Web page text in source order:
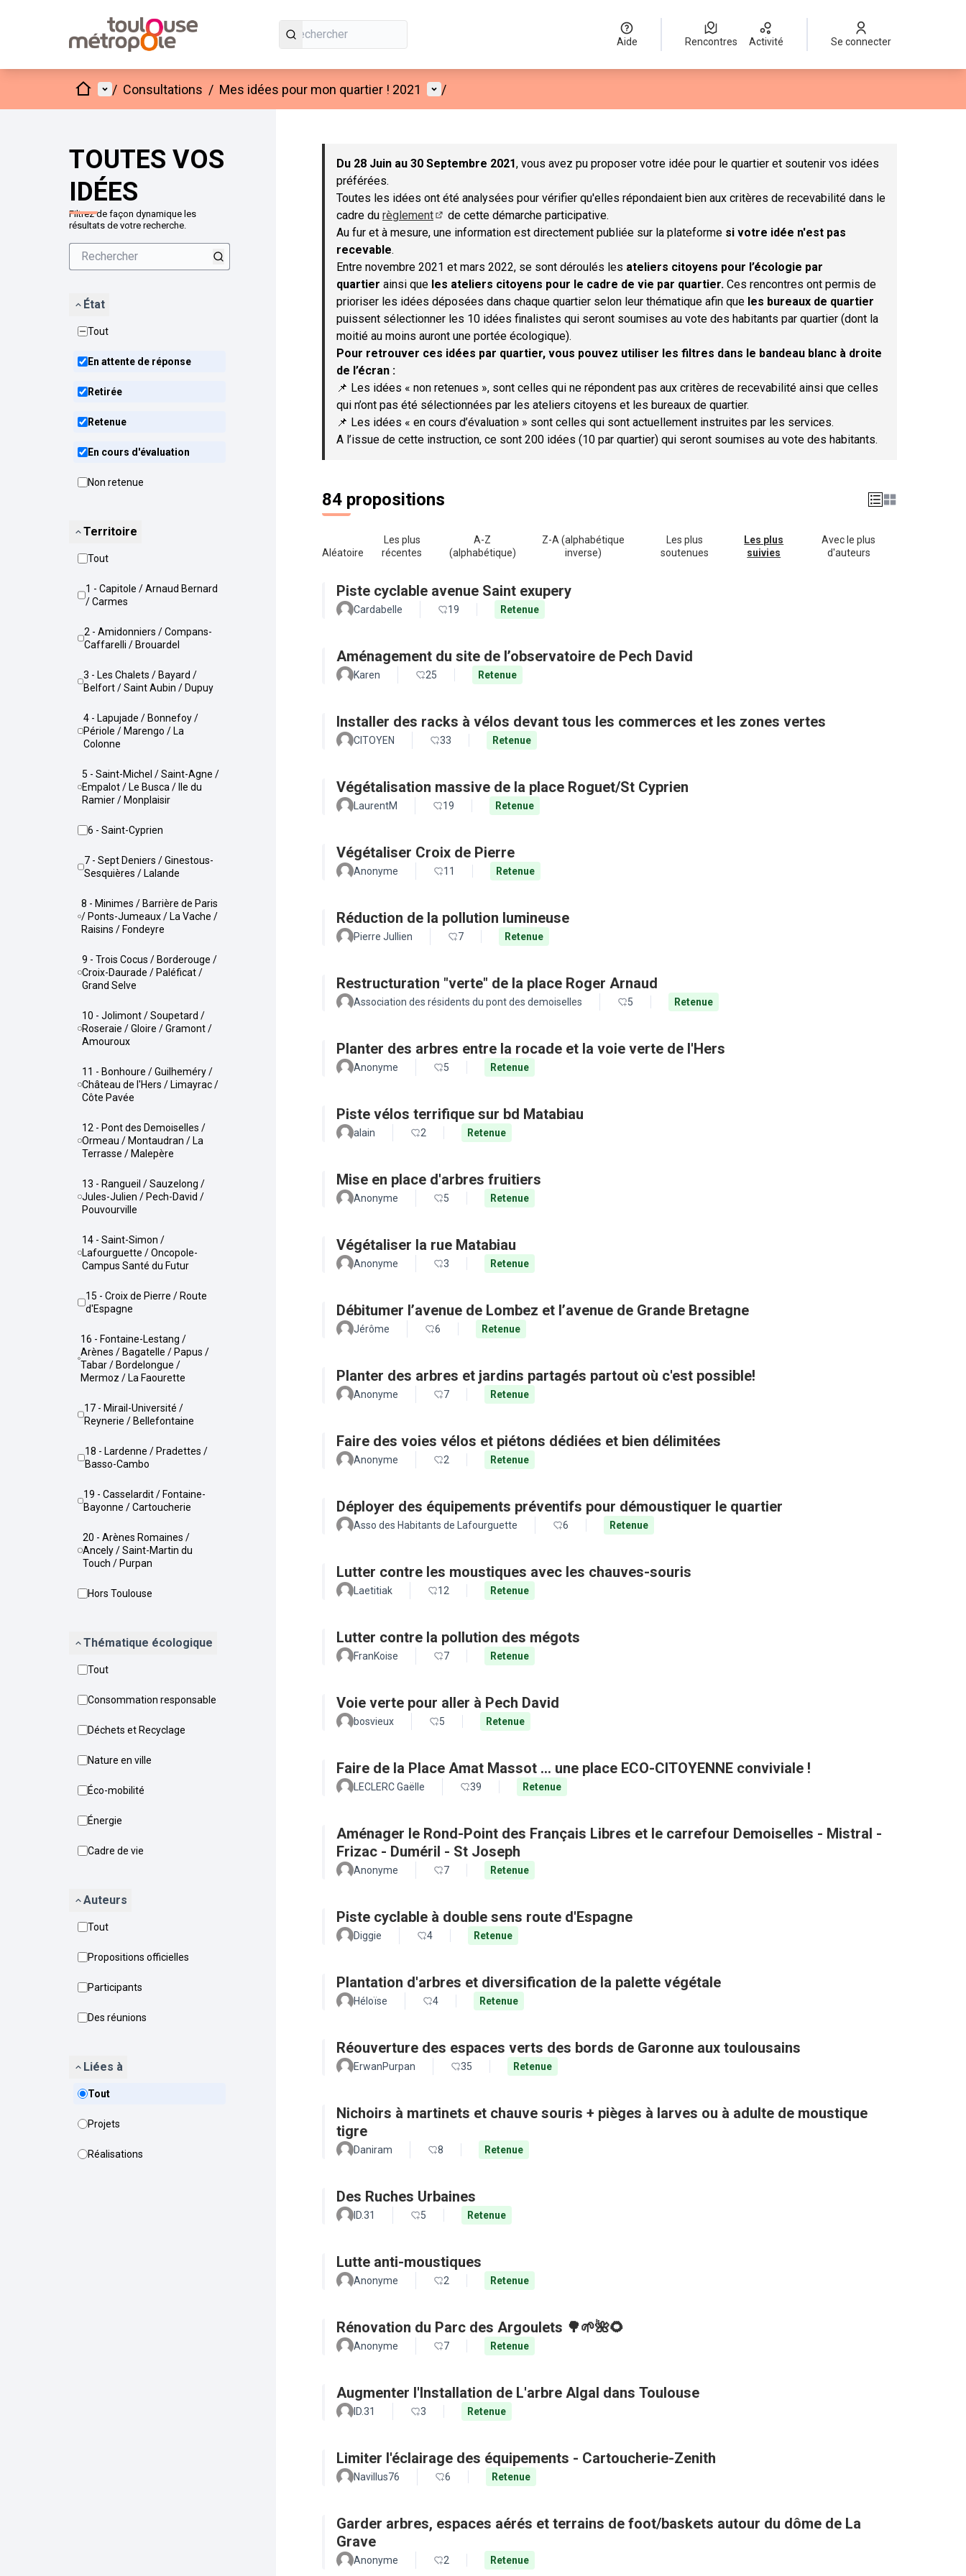
Aide Rencontres Activité Se connecter
AccueilMenu principal
/ Consultations / Mes idées pour mon quartier ! 2021 Menu utilisateur
/
TOUTES VOS
IDÉES
Filtrez de façon dynamique les
résultats de votre recherche.
État
Tout
En attente de réponse
Retirée
Retenue
En cours d'évaluation
Non retenue
Territoire
Tout
1 - Capitole / Arnaud Bernard
/ Carmes
2 - Amidonniers / Compans-
Caffarelli / Brouardel
3 - Les Chalets / Bayard /
Belfort / Saint Aubin / Dupuy
4 - Lapujade / Bonnefoy /
Périole / Marengo / La
Colonne
5 - Saint-Michel / Saint-Agne /
Empalot / Le Busca / Ile du
Ramier / Monplaisir
6 - Saint-Cyprien
7 - Sept Deniers / Ginestous-
Sesquières / Lalande
8 - Minimes / Barrière de Paris
/ Ponts-Jumeaux / La Vache /
Raisins / Fondeyre
9 - Trois Cocus / Borderouge /
Croix-Daurade / Paléficat /
Grand Selve
10 - Jolimont / Soupetard /
Roseraie / Gloire / Gramont /
Amouroux
11 - Bonhoure / Guilheméry /
Château de l'Hers / Limayrac /
Côte Pavée
12 - Pont des Demoiselles /
Ormeau / Montaudran / La
Terrasse / Malepère
13 - Rangueil / Sauzelong /
Jules-Julien / Pech-David /
Pouvourville
14 - Saint-Simon /
Lafourguette / Oncopole-
Campus Santé du Futur
15 - Croix de Pierre / Route
d'Espagne
16 - Fontaine-Lestang /
Arènes / Bagatelle / Papus /
Tabar / Bordelongue /
Mermoz / La Faourette
17 - Mirail-Université /
Reynerie / Bellefontaine
18 - Lardenne / Pradettes /
Basso-Cambo
19 - Casselardit / Fontaine-
Bayonne / Cartoucherie
20 - Arènes Romaines /
Ancely / Saint-Martin du
Touch / Purpan
Hors Toulouse
Thématique écologique
Tout
Consommation responsable
Déchets et Recyclage
Nature en ville
Éco-mobilité
Énergie
Cadre de vie
Auteurs
Tout
Propositions officielles
Participants
Des réunions
Liées à
Tout
Projets
Réalisations
Passer la carte
Du 28 Juin au 30 Septembre 2021, vous avez pu proposer votre idée pour le quartier et soutenir vos idées
préférées.
Toutes les idées ont été analysées pour vérifier qu'elles répondaient bien aux critères de recevabilité dans le
cadre du règlement
(S'ouvre dans un nouvel onglet)
de cette démarche participative.
Au fur et à mesure, une information est directement publiée sur la plateforme si votre idée n'est pas
recevable.
Entre novembre 2021 et mars 2022, se sont déroulés les ateliers citoyens pour l’écologie par
quartier ainsi que les ateliers citoyens pour le cadre de vie par quartier. Ces rencontres ont permis de
prioriser les idées déposées dans chaque quartier selon leur thématique afin que les bureaux de quartier
puissent sélectionner les 10 idées finalistes qui seront soumises au vote des habitants par quartier (dont la
moitié au moins auront une portée écologique).
Pour retrouver ces idées par quartier, vous pouvez utiliser les filtres dans le bandeau blanc à droite
de l’écran :
📌 Les idées « non retenues », sont celles qui ne répondent pas aux critères de recevabilité ainsi que celles
qui n’ont pas été sélectionnées par les ateliers citoyens et les bureaux de quartier.
📌 Les idées « en cours d’évaluation » sont celles qui sont actuellement instruites par les services.
A l’issue de cette instruction, ce sont 200 idées (10 par quartier) qui seront soumises au vote des habitants.
84 propositions
Aléatoire
Les plus
récentes
A-Z
(alphabétique)
Z-A (alphabétique
inverse)
Les plus
soutenues
Les plus
suivies
Avec le plus
d'auteurs
Piste cyclable avenue Saint exupery
Cardabelle 19 Retenue
Aménagement du site de l’observatoire de Pech David
Karen 25 Retenue
Installer des racks à vélos devant tous les commerces et les zones vertes
CITOYEN 33 Retenue
Végétalisation massive de la place Roguet/St Cyprien
LaurentM 19 Retenue
Végétaliser Croix de Pierre
Anonyme 11 Retenue
Réduction de la pollution lumineuse
Pierre Jullien 7 Retenue
Restructuration "verte" de la place Roger Arnaud
Association des résidents du pont des demoiselles 5 Retenue
Planter des arbres entre la rocade et la voie verte de l'Hers
Anonyme 5 Retenue
Piste vélos terrifique sur bd Matabiau
alain 2 Retenue
Mise en place d'arbres fruitiers
Anonyme 5 Retenue
Végétaliser la rue Matabiau
Anonyme 3 Retenue
Débitumer l’avenue de Lombez et l’avenue de Grande Bretagne
Jérôme 6 Retenue
Planter des arbres et jardins partagés partout où c'est possible!
Anonyme 7 Retenue
Faire des voies vélos et piétons dédiées et bien délimitées
Anonyme 2 Retenue
Déployer des équipements préventifs pour démoustiquer le quartier
Asso des Habitants de Lafourguette 6 Retenue
Lutter contre les moustiques avec les chauves-souris
Laetitiak 12 Retenue
Lutter contre la pollution des mégots
FranKoise 7 Retenue
Voie verte pour aller à Pech David
bosvieux 5 Retenue
Faire de la Place Amat Massot ... une place ECO-CITOYENNE conviviale !
LECLERC Gaëlle 39 Retenue
Aménager le Rond-Point des Français Libres et le carrefour Demoiselles - Mistral -
Frizac - Duméril - St Joseph
Anonyme 7 Retenue
Piste cyclable à double sens route d'Espagne
Diggie 4 Retenue
Plantation d'arbres et diversification de la palette végétale
Héloïse 4 Retenue
Réouverture des espaces verts des bords de Garonne aux toulousains
ErwanPurpan 35 Retenue
Nichoirs à martinets et chauve souris + pièges à larves ou à adulte de moustique
tigre
Daniram 8 Retenue
Des Ruches Urbaines
ID.31 5 Retenue
Lutte anti-moustiques
Anonyme 2 Retenue
Rénovation du Parc des Argoulets 🌳🌱🌺🌻
Anonyme 7 Retenue
Augmenter l'Installation de L'arbre Algal dans Toulouse
ID.31 3 Retenue
Limiter l'éclairage des équipements - Cartoucherie-Zenith
Navillus76 6 Retenue
Garder arbres, espaces aérés et terrains de foot/baskets autour du dôme de La
Grave
Anonyme 2 Retenue